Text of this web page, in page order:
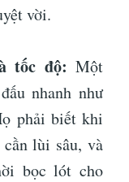
vời.
tốc độ: Một
nhanh như
phải biết khi
lùi sâu, và
bọc lót cho